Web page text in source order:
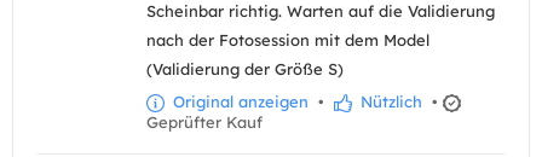
Scheinbar richtig. Warten auf die Validierung
nach der Fotosession mit dem Model
(Validierung der Größe S)
Original anzeigen • Nützlich •
Geprüfter Kauf